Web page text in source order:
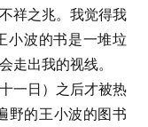
祥之兆。我觉得我
小波的书是一堆垃
走出我的视线。
一日）之后才被热
野的王小波的图书